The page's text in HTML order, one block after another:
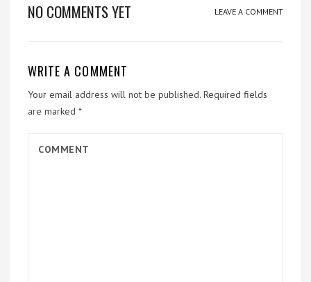
NO COMMENTS YET LEAVE A COMMENT
WRITE A COMMENT
Your email address will not be published. Required fields
are marked *